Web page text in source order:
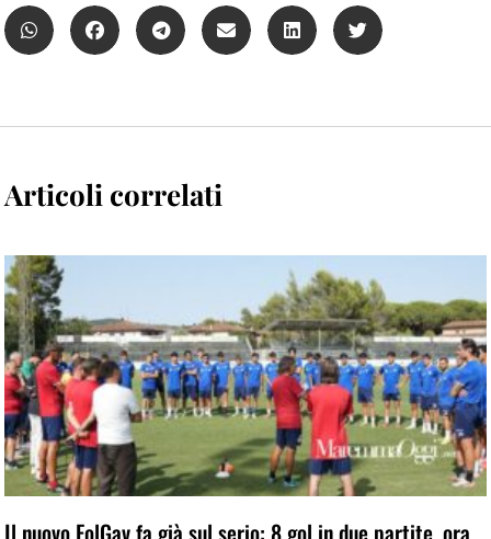
Articoli correlati
Il nuovo FolGav fa già sul serio: 8 gol in due partite, ora